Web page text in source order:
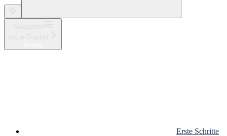
Erste Schritte